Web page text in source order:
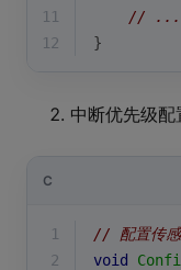
11
// ...
12
}
中断优先级配
C
1
// 配置传感
2
void